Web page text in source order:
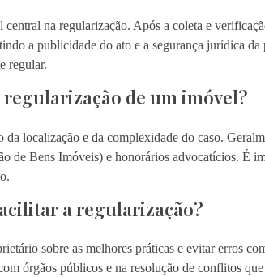
na regularização. Após a coleta e
a publicidade do ato e a segurança jurídica
regular.
regularização de um imóvel?
localização e da complexidade do caso.
de Bens Imóveis) e honorários advocatícios. É
a regularização?
sobre as melhores práticas e evitar erros
órgãos públicos e na resolução de conflitos